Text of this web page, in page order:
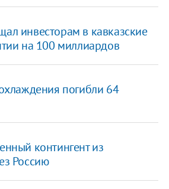
инвесторам в кавказские
на 100 миллиардов
погибли 64
контингент из
Россию